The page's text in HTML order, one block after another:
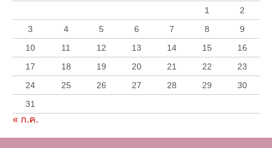
1
2
3
4 5 6 7 8
9
10
11 12 13 14 15
16
17
18 19 20 21 22
23
24
25 26 27 28 29
30
31
« ก.ค.